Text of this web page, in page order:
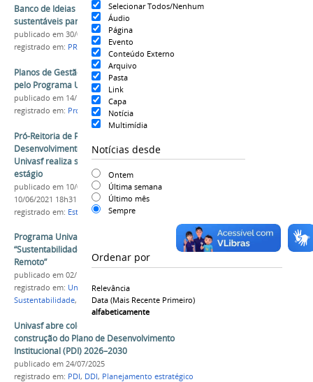
Selecionar Todos/Nenhum
Áudio
Página
Evento
Conteúdo Externo
Arquivo
Pasta
Link
Capa
Notícia
Multimídia
Notícias desde
Ontem
Última semana
Último mês
Sempre
Ordenar por
Relevância
Data (mais Recente Primeiro)
alfabeticamente
Banco de Ideias busca propostas de ações
sustentáveis para a Univasf
publicado em 30/01/2018
registrado em: PROPLADI ,DDI ,Sustentabilidade
Planos de Gestão Ambiental são formulados
pelo Programa Univasf Sustentável
publicado em 14/12/2018
registrado em: Propladi, DDI,Univasf Sustentável
Pró-Reitoria de Planejamento e
Desenvolvimento Institucional (Propladi) da
Univasf realiza seleção para duas vagas de
estágio
publicado em 10/06/2021 —última modificação
10/06/2021 18h31
registrado em: Estágio,Seleção,Propladi
Programa Univasf Sustentável lança Cartilha
“Sustentabilidade e Produtividade no Trabalho
Remoto”
publicado em 02/12/2021
registrado em: Univasf Sustentável
Sustentabilidade, Propladi ,DDI, Cartilha
Univasf abre coleta de sugestões para a
construção do Plano de Desenvolvimento
Institucional (PDI) 2026–2030
publicado em 24/07/2025
registrado em: PDI, DDI, Planejamento estratégico